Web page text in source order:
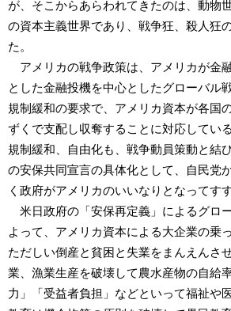
が、そこからあらわれてきたのは、動物
の資本主義世界であり、戦争狂、殺人狂
た。
アメリカの戦争政策は、アメリカが金
とした金融投機を中心としたグローバル
規制緩和の要求で、アメリカ資本が各国
ずくで支配し収奪することに対応してい
規制緩和、自由化も、戦争動員策動と結
の安保共同宣言の具体化として、自民党
く政府がアメリカのいいなりとなってす
米日政府の「安保再定義」によるグロ
よって、アメリカ資本による大企業の乗
ただしい倒産と貧困と失業をまんえんさ
業、漁業生産を破壊して農水産物の自給
力」「受益者負担」などといって福祉や